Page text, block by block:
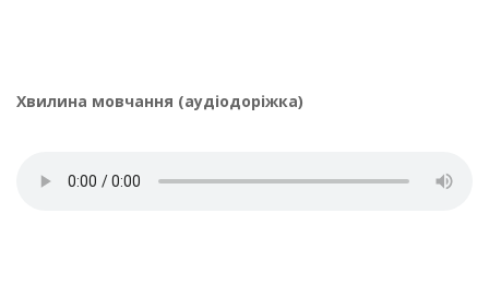
Хвилина мовчання (аудіодоріжка)